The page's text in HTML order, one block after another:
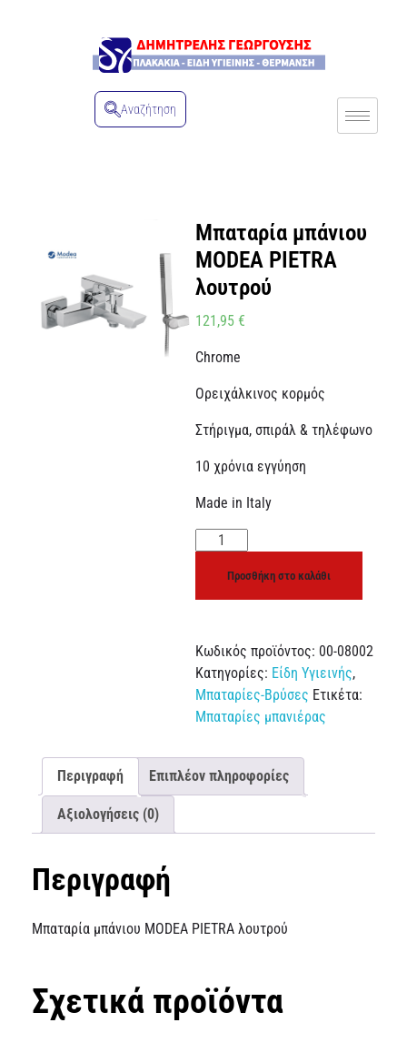
Αναζήτηση
Μπαταρία μπάνιου
MODEA PIETRA
λουτρού
121,95 €
Chrome
Ορειχάλκινος κορμός
Στήριγμα, σπιράλ & τηλέφωνο
10 χρόνια εγγύηση
Made in Italy
Προσθήκη στο καλάθι
Κωδικός προϊόντος: 00-08002
Κατηγορίες: Είδη Υγιεινής,
Μπαταρίες-Βρύσες Ετικέτα:
Μπαταρίες μπανιέρας
Περιγραφή Επιπλέον πληροφορίες
Αξιολογήσεις (0)
Περιγραφή
Μπαταρία μπάνιου MODEA PIETRA λουτρού
Σχετικά προϊόντα